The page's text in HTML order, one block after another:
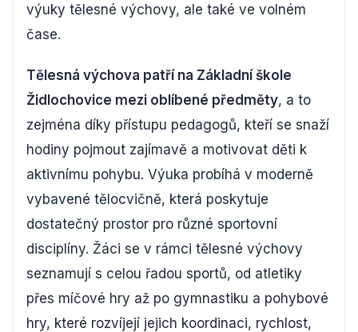
výuky tělesné výchovy, ale také ve volném
čase.
Tělesná výchova patří na Základní škole
Židlochovice mezi oblíbené předměty, a to
zejména díky přístupu pedagogů, kteří se snaží
hodiny pojmout zajímavě a motivovat děti k
aktivnímu pohybu. Výuka probíhá v moderně
vybavené tělocvičně, která poskytuje
dostatečný prostor pro různé sportovní
disciplíny. Žáci se v rámci tělesné výchovy
seznamují s celou řadou sportů, od atletiky
přes míčové hry až po gymnastiku a pohybové
hry, které rozvíjejí jejich koordinaci, rychlost,